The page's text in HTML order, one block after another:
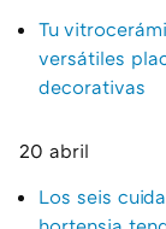
Tu
versátiles
decorativas
20 abril
Los seis